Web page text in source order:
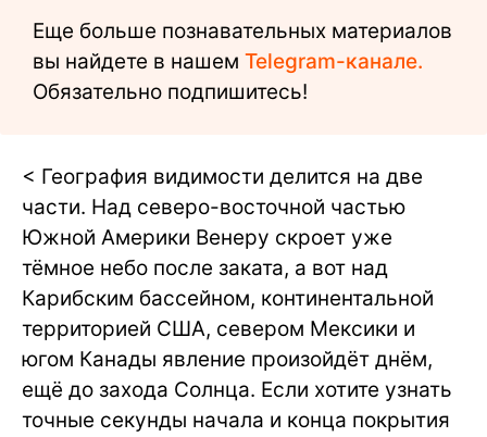
Еще больше познавательных материалов
вы найдете в нашем Telegram-канале.
Обязательно подпишитесь!
< География видимости делится на две
части. Над северо-восточной частью
Южной Америки Венеру скроет уже
тёмное небо после заката, а вот над
Карибским бассейном, континентальной
территорией США, севером Мексики и
югом Канады явление произойдёт днём,
ещё до захода Солнца. Если хотите узнать
точные секунды начала и конца покрытия